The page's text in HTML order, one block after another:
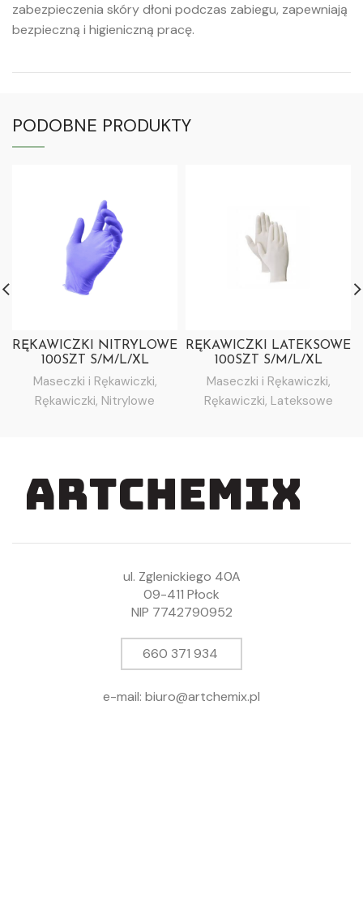
zabezpieczenia skóry dłoni podczas zabiegu, zapewniają
bezpieczną i higieniczną pracę.
PODOBNE PRODUKTY
RĘKAWICZKI NITRYLOWE
100SZT S/M/L/XL
Maseczki i Rękawiczki,
Rękawiczki, Nitrylowe
RĘKAWICZKI LATEKSOWE
100SZT S/M/L/XL
Maseczki i Rękawiczki,
Rękawiczki, Lateksowe
ul. Zglenickiego 40A
09-411 Płock
NIP 7742790952
660 371 934
e-mail: biuro@artchemix.pl